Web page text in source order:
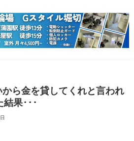
ら金を貸してくれと言われ
結果･･･